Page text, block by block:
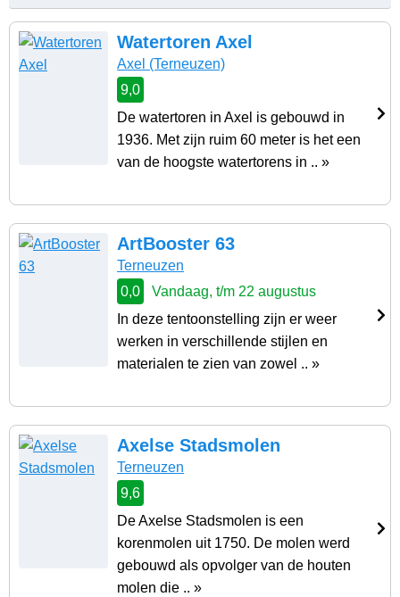
Watertoren Axel
Axel (Terneuzen)
9,0
De watertoren in Axel is gebouwd in
1936. Met zijn ruim 60 meter is het een
van de hoogste watertorens in .. »
ArtBooster 63
Terneuzen
0,0
Vandaag, t/m 22 augustus
In deze tentoonstelling zijn er weer
werken in verschillende stijlen en
materialen te zien van zowel .. »
Axelse Stadsmolen
Terneuzen
9,6
De Axelse Stadsmolen is een
korenmolen uit 1750. De molen werd
gebouwd als opvolger van de houten
molen die .. »